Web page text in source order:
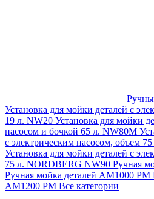
Установка для мойки деталей с
19 л. NW20 Установка для мойки
насосом и бочкой 65 л. NW80M
с электрическим насосом, объем
Установка для мойки деталей с
75 л. NORDBERG NW90 Ручная
Ручная мойка деталей АМ1000 РМ
АМ1200 РМ Все категории